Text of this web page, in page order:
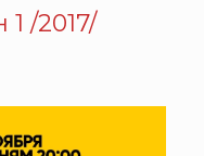
/2017/